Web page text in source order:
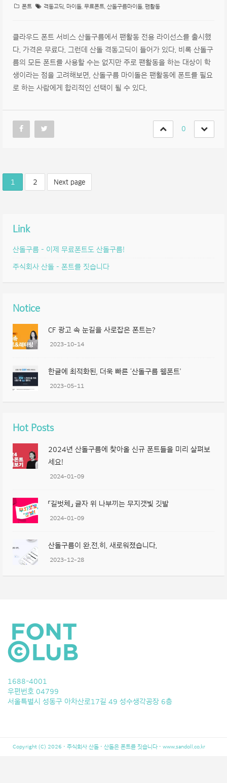
폰트 격동고딕 마이돌 무료폰트 산돌구름마이돌 팬활동
클라우드 폰트 서비스 산돌구름에서 팬활동 전용 라이선스를 출시했
다. 가격은 무료다. 그런데 산돌 격동고딕이 들어가 있다. 비록 산돌구
름의 모든 폰트를 사용할 수는 없지만 주로 팬활동을 하는 대상이 학
생이라는 점을 고려해보면, 산돌구름 마이돌은 팬활동에 폰트를 필요
로 하는 사람에게 합리적인 선택이 될 수 있다.
0
1 2 Next page
Link
산돌구름 – 이제 무료폰트도 산돌구름!
주식회사 산돌 – 폰트를 짓습니다
Notice
CF 광고 속 눈길을 사로잡은 폰트는?
2023-10-14
한글에 최적화된, 더욱 빠른 ‘산돌구름 웹폰트’
2023-05-11
Hot Posts
2024년 산돌구름에 찾아올 신규 폰트들을 미리 살펴보
세요!
2024-01-09
「길벗체」 글자 위 나부끼는 무지갯빛 깃발
2024-01-09
산돌구름이 완.전.히. 새로워졌습니다.
2023-12-28
1688-4001
우편번호 04799
서울특별시 성동구 아차산로17길 49 성수생각공장 6층
Copyright (C) 2026 · 주식회사 산돌 · 산돌은 폰트를 짓습니다 · www.sandoll.co.kr